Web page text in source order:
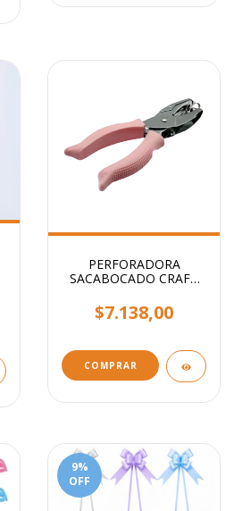
PERFORADORA
SACABOCADO CRAFT
$7.138,00
COMPRAR
9%
OFF